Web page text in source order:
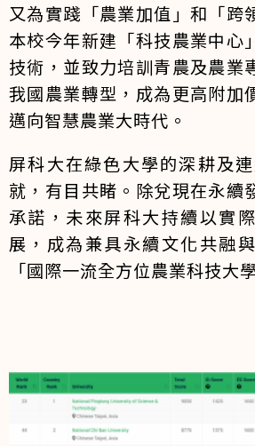
又為實踐「農業加值」和「跨
本校今年新建「科技農業中心
技術，並致力培訓青農及農業
我國農業轉型，成為更高附加
邁向智慧農業大時代。
屏科大在綠色大學的深耕及
就，有目共睹。除兌現在永續
承諾，未來屏科大持續以實
展，成為兼具永續文化共融
「國際一流全方位農業科技大